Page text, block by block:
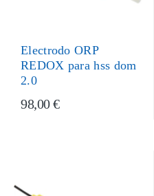
Electrodo ORP
REDOX para hss dom
2.0
98,00 €